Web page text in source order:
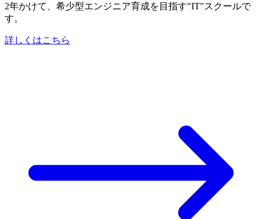
2年かけて、希少型エンジニア育成を目指す"IT"スクールで
す。
詳しくはこちら